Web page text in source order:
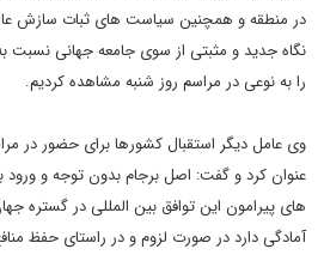
در منطقه و همچنین سیاست های ثبات سازش
نگاه جدید و مثبتی از سوی جامعه جهانی نسبت
را به نوعی در مراسم روز شنبه مشاهده کردیم.
وی عامل دیگر استقبال کشورها برای حضور در
عنوان کرد و گفت: اصل برجام بدون توجه و
های پیرامون این توافق بین المللی در گستره
آمادگی دارد در صورت لزوم و در راستای حفظ